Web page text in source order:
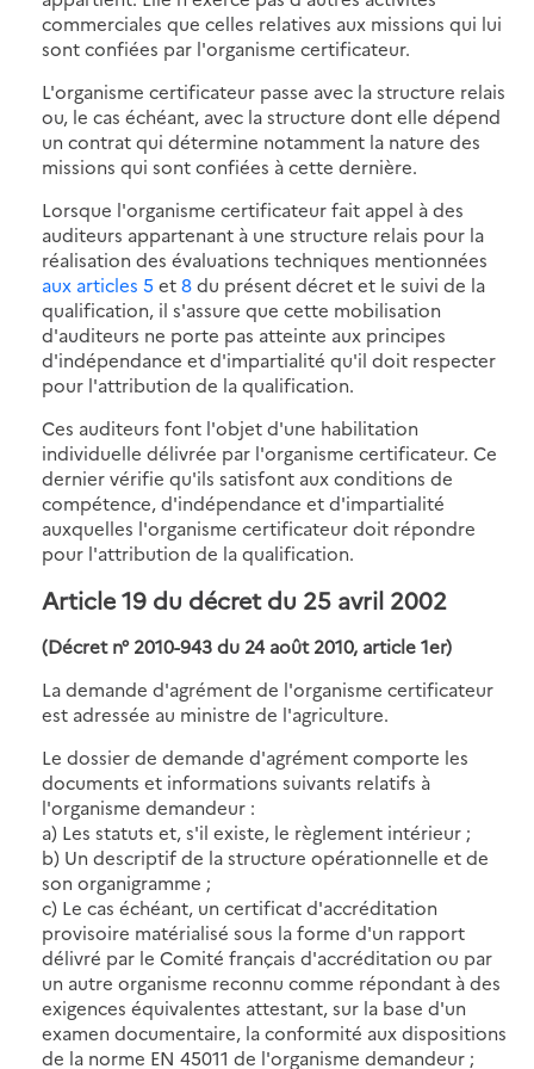
commerciales que celles relatives aux missions qui lui
sont confiées par l'organisme certificateur.
L'organisme certificateur passe avec la structure relais
ou, le cas échéant, avec la structure dont elle dépend
un contrat qui détermine notamment la nature des
missions qui sont confiées à cette dernière.
Lorsque l'organisme certificateur fait appel à des
auditeurs appartenant à une structure relais pour la
réalisation des évaluations techniques mentionnées
aux articles 5 et8du présent décret et le suivi de la
qualification, il s'assure que cette mobilisation
d'auditeurs ne porte pas atteinte aux principes
d'indépendance et d'impartialité qu'il doit respecter
pour l'attribution de la qualification.
Ces auditeurs font l'objet d'une habilitation
individuelle délivrée par l'organisme certificateur. Ce
dernier vérifie qu'ils satisfont aux conditions de
compétence, d'indépendance et d'impartialité
auxquelles l'organisme certificateur doit répondre
pour l'attribution de la qualification.
Article 19 du décret du 25 avril 2002
(Décret n° 2010-943 du 24 août 2010, article 1er)
La demande d'agrément de l'organisme certificateur
est adressée au ministre de l'agriculture.
Le dossier de demande d'agrément comporte les
documents et informations suivants relatifs à
l'organisme demandeur :
a) Les statuts et, s'il existe, le règlement intérieur ;
b) Un descriptif de la structure opérationnelle et de
son organigramme ;
c) Le cas échéant, un certificat d'accréditation
provisoire matérialisé sous la forme d'un rapport
délivré par le Comité français d'accréditation ou par
un autre organisme reconnu comme répondant à des
exigences équivalentes attestant, sur la base d'un
examen documentaire, la conformité aux dispositions
de la norme EN 45011 de l'organisme demandeur ;